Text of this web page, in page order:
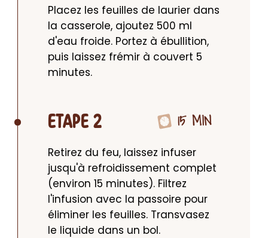
Placez les feuilles de laurier dans
la casserole, ajoutez 500 ml
d'eau froide. Portez à ébullition,
puis laissez frémir à couvert 5
minutes.
ETAPE 2 15 MIN
Retirez du feu, laissez infuser
jusqu'à refroidissement complet
(environ 15 minutes). Filtrez
l'infusion avec la passoire pour
éliminer les feuilles. Transvasez
le liquide dans un bol.